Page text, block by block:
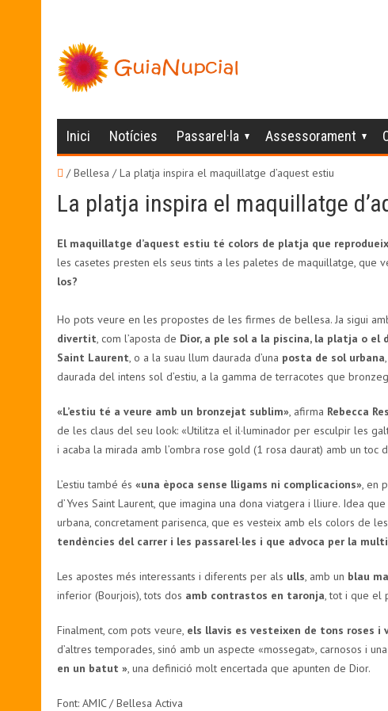
Inici Notícies Passarel·la Assessorament
/ Bellesa /La platja inspira el maquillatge d’aquest estiu
La platja inspira el maquillatge
El maquillatge d’aquest estiu té colors de platja que
les casetes presten els seus tints a les paletes de maquillatge, que
los?
Ho pots veure en les propostes de les firmes de bellesa. Ja sigui
divertit, com l’aposta de Dior, a ple sol a la piscina, la platja o el
Saint Laurent, o a la suau llum daurada d’una posta de sol urbana
daurada del intens sol d’estiu, a la gamma de terracotes que
«L’estiu té a veure amb un bronzejat sublim», afirma Rebecca
de les claus del seu look: «Utilitza el il·luminador per esculpir les
i acaba la mirada amb l’ombra rose gold (1 rosa daurat) amb un toc
L’estiu també és «una època sense lligams ni complicacions», en
d’Yves Saint Laurent, que imagina una dona viatgera i lliure. Idea
urbana, concretament parisenca, que es vesteix amb els colors de
tendències del carrer i les passarel·les i que advoca per la
Les apostes més interessants i diferents per als ulls, amb un blau
inferior (Bourjois), tots dos amb contrastos en taronja, tot i que el
Finalment, com pots veure, els llavis es vesteixen de tons roses i
d’altres temporades, sinó amb un aspecte «mossegat», carnosos i
en un batut », una definició molt encertada que apunten de Dior.
Font: AMIC / Bellesa Activa